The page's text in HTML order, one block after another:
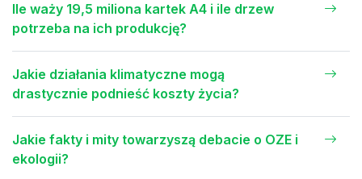
Ile waży 19,5 miliona kartek A4 i ile drzew
potrzeba na ich produkcję?
Jakie działania klimatyczne mogą
drastycznie podnieść koszty życia?
Jakie fakty i mity towarzyszą debacie o OZE i
ekologii?